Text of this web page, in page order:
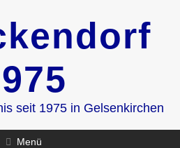
seit 1975 in Gelsenkirchen
Menü